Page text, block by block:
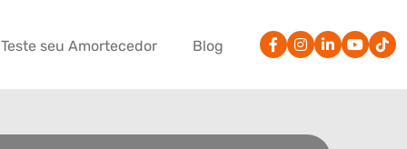
Teste seu Amortecedor Blog